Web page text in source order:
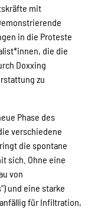
mit
in die Proteste
die die
Doxxing
zu
Phase des
verschiedene
die spontane
sich. Ohne eine
von
und eine starke
für Infiltration,